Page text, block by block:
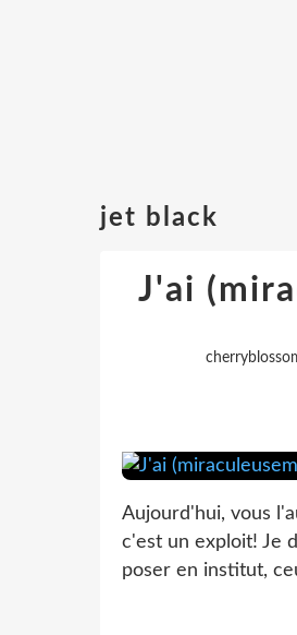
jet black
J'ai
Aujourd'hui, vous
c'est un exploit! Je
poser en institut,